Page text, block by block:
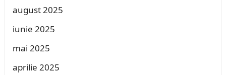
august 2025
iunie 2025
mai 2025
aprilie 2025